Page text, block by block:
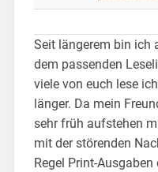
Seit längerem bin ich
dem passenden
viele von euch lese
länger. Da mein
sehr früh aufstehen
mit der störenden
Regel Print-